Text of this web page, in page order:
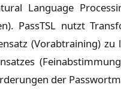
Language
PassTSL nutzt
(Vorabtraining)
der